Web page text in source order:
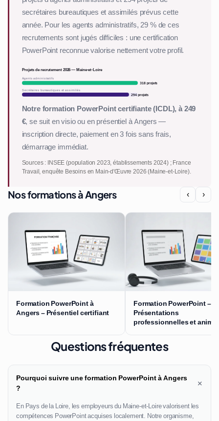
secrétaires bureautiques et assimilés prévus cette
année. Pour les agents administratifs, 29 % de ces
recrutements sont jugés difficiles : une certification
PowerPoint reconnue valorise nettement votre profil.
Projets de recrutement 2026 — Maine-et-Loire
Agents administratifs
318 projets
Secrétaires bureautiques et assimilés
294 projets
Notre formation PowerPoint certifiante (ICDL), à 249
€, se suit en visio ou en présentiel à Angers —
inscription directe, paiement en 3 fois sans frais,
démarrage immédiat.
Sources : INSEE (population 2023, établissements 2024) ; France
Travail, enquête Besoins en Main-d'Œuvre 2026 (Maine-et-Loire).
Nos formations à Angers ‹ ›
Formation PowerPoint à
Angers – Présentiel certifiant
Formation PowerPoint –
Présentations
professionnelles et
Questions fréquentes
Pourquoi suivre une formation PowerPoint à Angers
?
+
En Pays de la Loire, les employeurs du Maine-et-Loire valorisent les
compétences PowerPoint acquises localement. Notre organisme,